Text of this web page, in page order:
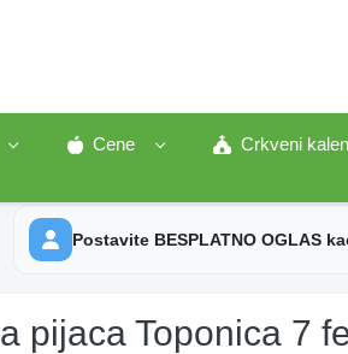
Cene Crkveni
Postavite BESPLATNO OGLAS
pijaca Toponica 7